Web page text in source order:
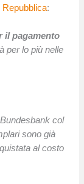
Repubblica:
il pagamento
per lo più nelle
Bundesbank col
sono già
al costo